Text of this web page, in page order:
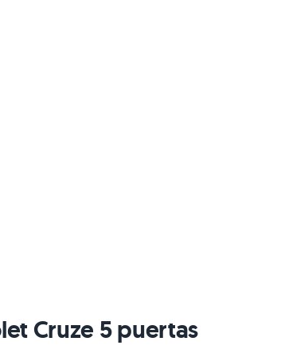
Cruze 5 puertas